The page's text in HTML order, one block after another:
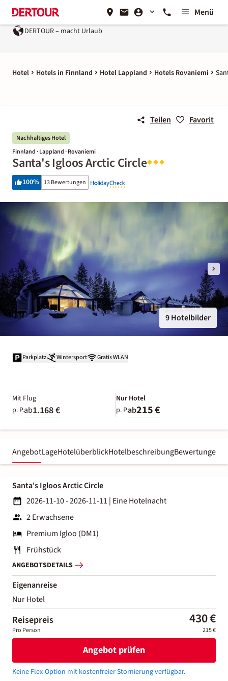
Menü
DERTOUR – macht Urlaub
Hotel Hotels in Finnland Hotel Lappland Hotels Rovaniemi
Teilen Favorit
Nachhaltiges Hotel
Finnland · Lappland · Rovaniemi
Santa's Igloos Arctic Circle
100% 13 Bewertungen
9 Hotelbilder
Parkplatz Wintersport Gratis WLAN
Mit Flug
p. P.ab1.168 €
Nur Hotel
p. P.ab215 €
AngebotLageHotelüberblickHotelbeschreibungBewertungen
Santa's Igloos Arctic Circle
2026-11-10 - 2026-11-11 | Eine Hotelnacht
2 Erwachsene
Premium Igloo (DM1)
Frühstück
ANGEBOTSDETAILS
Eigenanreise
Nur Hotel
Reisepreis 430 €
Pro Person 215 €
Angebot prüfen
Keine Flex-Option mit kostenfreier Stornierung verfügbar.